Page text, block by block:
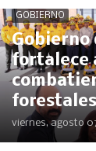
GOBIERNO
Gobierno
fortalece
forestales
viernes, agosto